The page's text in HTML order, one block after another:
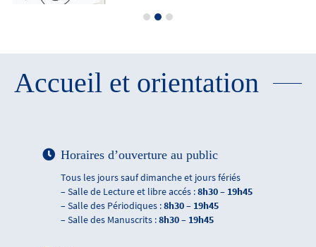
Accueil et orientation
Horaires d’ouverture au public
Tous les jours sauf dimanche et jours fériés
– Salle de Lecture et libre accés :8h30 – 19h45
– Salle des Périodiques :8h30 – 19h45
– Salle des Manuscrits :8h30 – 19h45